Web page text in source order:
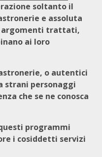
soltanto il
e assoluta
argomenti trattati,
ai loro
o autentici
strani personaggi
che se ne conosca
programmi
i cosiddetti servizi